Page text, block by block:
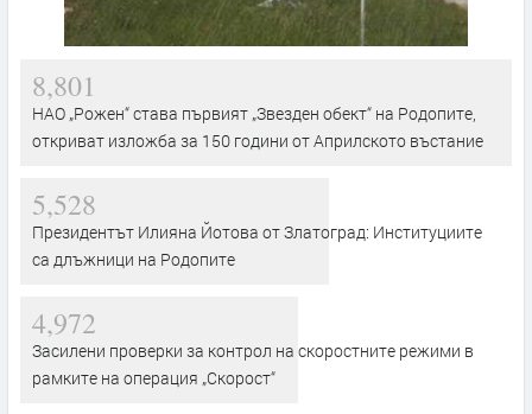
8,801
НАО „Рожен“ става първият „Звезден обект“ на Родопите,
откриват изложба за 150 години от Априлското въстание
5,528
Президентът Илияна Йотова от Златоград: Институциите
са длъжници на Родопите
4,972
Засилени проверки за контрол на скоростните режими в
рамките на операция „Скорост“